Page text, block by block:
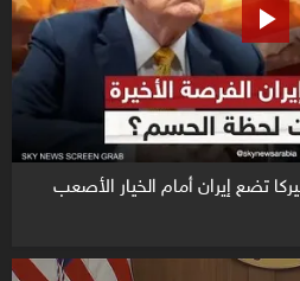
تضع إيران أمام الخيار الأصعب